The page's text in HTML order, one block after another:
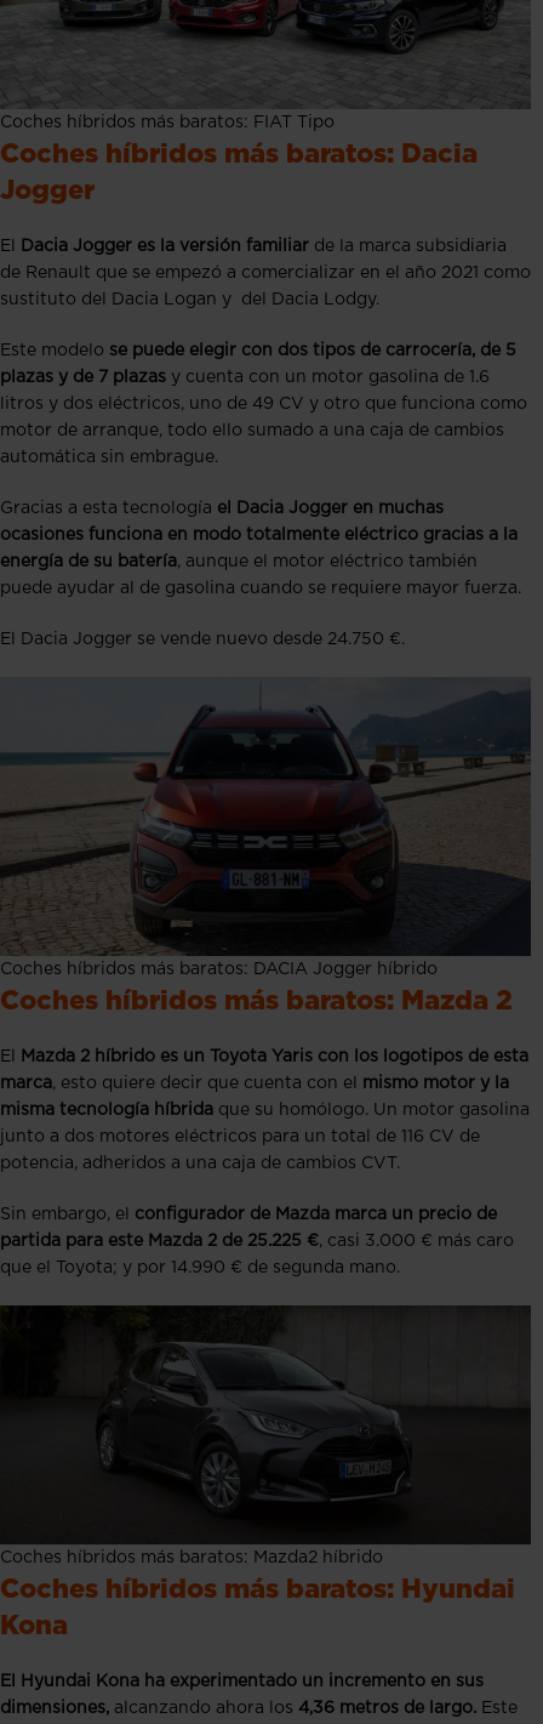
Coches híbridos más baratos: FIAT Tipo
Coches híbridos más baratos: Dacia
Jogger
El Dacia Jogger es la versión familiar de la marca subsidiaria
de Renault que se empezó a comercializar en el año 2021 como
sustituto del Dacia Logan y del Dacia Lodgy.
Este modelo se puede elegir con dos tipos de carrocería, de 5
plazas y de 7 plazas y cuenta con un motor gasolina de 1.6
litros y dos eléctricos, uno de 49 CV y otro que funciona como
motor de arranque, todo ello sumado a una caja de cambios
automática sin embrague.
Gracias a esta tecnología el Dacia Jogger en muchas
ocasiones funciona en modo totalmente eléctrico gracias a la
energía de su batería, aunque el motor eléctrico también
puede ayudar al de gasolina cuando se requiere mayor fuerza.
El Dacia Jogger se vende nuevo desde 24.750 €.
Coches híbridos más baratos: DACIA Jogger híbrido
Coches híbridos más baratos: Mazda 2
El
Mazda 2 híbrido es un Toyota Yaris con los logotipos de esta
marca, esto quiere decir que cuenta con el
mismo motor y la
misma tecnología híbrida que su homólogo. Un motor gasolina
junto a dos motores eléctricos para un total de 116 CV de
potencia, adheridos a una caja de cambios CVT.
Sin embargo, el configurador de Mazda marca un precio de
partida para este Mazda 2 de 25.225 €, casi 3.000 € más caro
que el Toyota; y por 14.990 € de segunda mano.
Coches híbridos más baratos: Mazda2 híbrido
Coches híbridos más baratos: Hyundai
Kona
El Hyundai Kona ha experimentado un incremento en sus
dimensiones, alcanzando ahora los 4,36 metros de largo. Este